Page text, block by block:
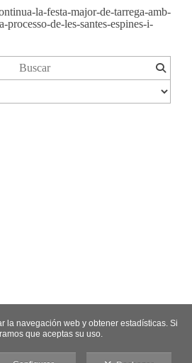
la-festa-major-de-tarrega-amb-
processo-de-les-santes-espines-i-
la navegación web y obtener estadísticas. Si
que aceptas su uso.